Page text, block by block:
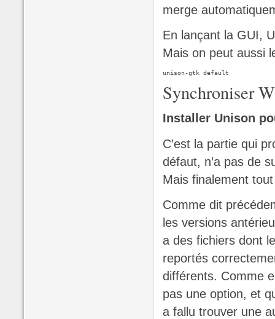
merge
En lançant la GUI,
Mais on peut aussi
Synchroniser
Installer Unison
C’est la partie qui
défaut, n’a pas de
Mais finalement
Comme dit
les versions
a des fichiers dont
reportés
différents. Comme
pas une option, et
a fallu trouver une